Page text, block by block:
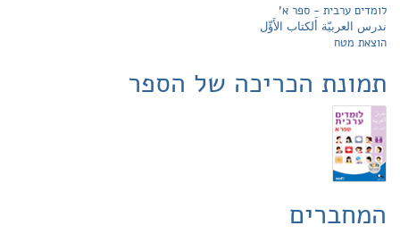
לומדים ערבית - ספר א'
ندرس العربيّة أَلكتاب الأَؤّل
הוצאת מטח
תמונת הכריכה של הספר
המחברים